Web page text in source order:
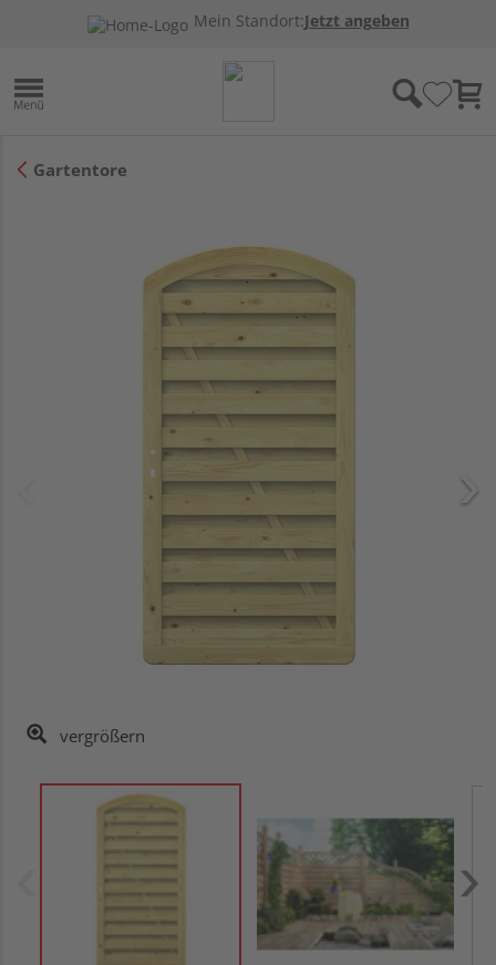
Mein Standort:Jetzt angeben
Gartentore
vergrößern